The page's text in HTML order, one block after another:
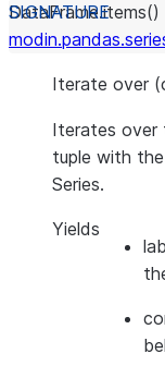
DataFrame.items()
Iterate over
Iterates over
tuple with
Series.
Yields